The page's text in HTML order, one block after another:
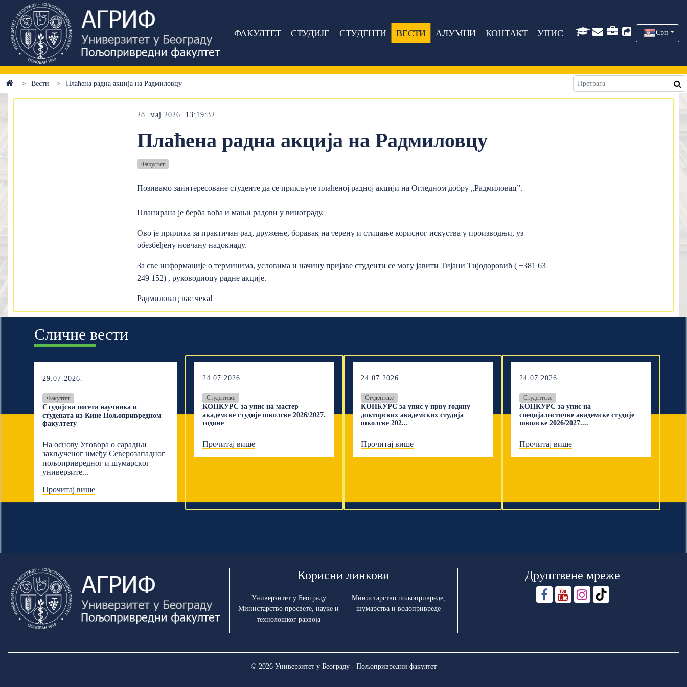
ФАКУЛТЕТ СТУДИЈЕ СТУДЕНТИ ВЕСТИ АЛУМНИ КОНТАКТ УПИС Срп
Вести Плаћена радна акција на Радмиловцу
28. мај 2026. 13:19:32
Плаћена радна акција на Радмиловцу
Факултет
Позивамо заинтересоване студенте да се прикључе плаћеној радној акцији на Огледном добру „Радмиловац”.
Планирана је берба воћа и мањи радови у винограду.
Ово је прилика за практичан рад, дружење, боравак на терену и стицање корисног искуства у производњи, уз
обезбеђену новчану надокнаду.
За све информације о терминима, условима и начину пријаве студенти се могу јавити Тијани Тијодоровић ( +381 63
249 152) , руководиоцу радне акције.
Радмиловац вас чека!
Сличне вести
29.07.2026.
Факултет
Студијска посета научника и
студената из Кине Пољопривредном
факултету
На основу Уговора о сарадњи
закљученог имеђу Северозападног
пољопривредног и шумарскoг
универзите...
Прочитај више
24.07.2026.
Студентске
КОНКУРС за упис на мастер
академске студије школске 2026/2027.
године
Прочитај више
24.07.2026.
Студентске
КОНКУРС за упис у прву годину
докторских академских студија
школске 202...
Прочитај више
24.07.2026.
Студентске
КОНКУРС за упис на
специјалистичке академске студије
школске 2026/2027....
Прочитај више
Корисни линкови
Универзитет у Београду
Министарство просвете, науке и
технолошког развоја
Министарство пољопривреде,
шумарства и водопривреде
Друштвене мреже
© 2026 Универзитет у Београду - Пољопривредни факултет